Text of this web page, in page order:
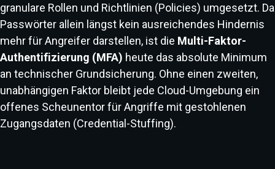
granulare Rollen und Richtlinien (Policies) umgesetzt. Da
Passwörter allein längst kein ausreichendes Hindernis
mehr für Angreifer darstellen, ist die Multi-Faktor-
Authentifizierung (MFA) heute das absolute Minimum
an technischer Grundsicherung. Ohne einen zweiten,
unabhängigen Faktor bleibt jede Cloud-Umgebung ein
offenes Scheunentor für Angriffe mit gestohlenen
Zugangsdaten (Credential-Stuffing).